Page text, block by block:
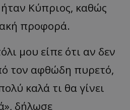
Κύπριος, καθώς
προφορά.
μου είπε ότι αν δεν
τον αφθώδη πυρετό,
καλά τι θα γίνει
δήλωσε